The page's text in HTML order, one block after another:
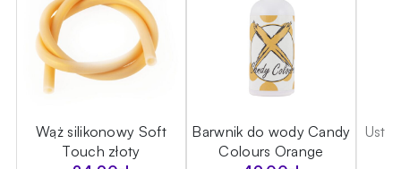
Wąż silikonowy Soft
Touch złoty
Barwnik do wody Candy
Colours Orange